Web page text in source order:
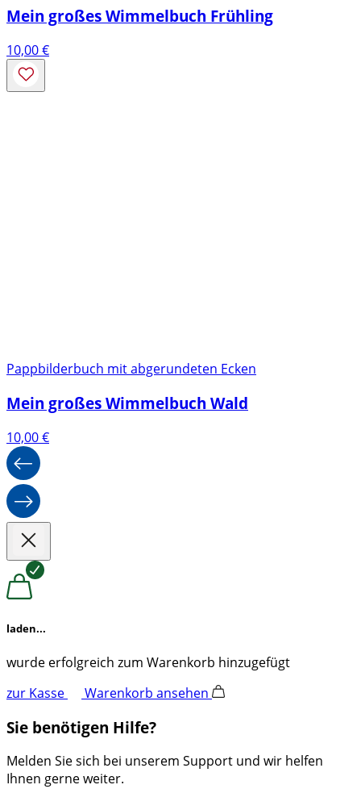
Mein großes Wimmelbuch Frühling
10,00€
Pappbilderbuch mit abgerundeten Ecken
Mein großes Wimmelbuch Wald
10,00€
laden...
wurde erfolgreich zum Warenkorb hinzugefügt
zur Kasse
Warenkorb ansehen
Sie benötigen Hilfe?
Melden Sie sich bei unserem Support und wir helfen
Ihnen gerne weiter.